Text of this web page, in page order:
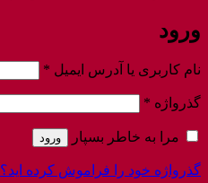
ورود
نام کاربری یا آدرس ایمیل *
گذرواژه *
مرا به خاطر بسپار ورود
گذرواژه خود را فراموش کرده اید؟